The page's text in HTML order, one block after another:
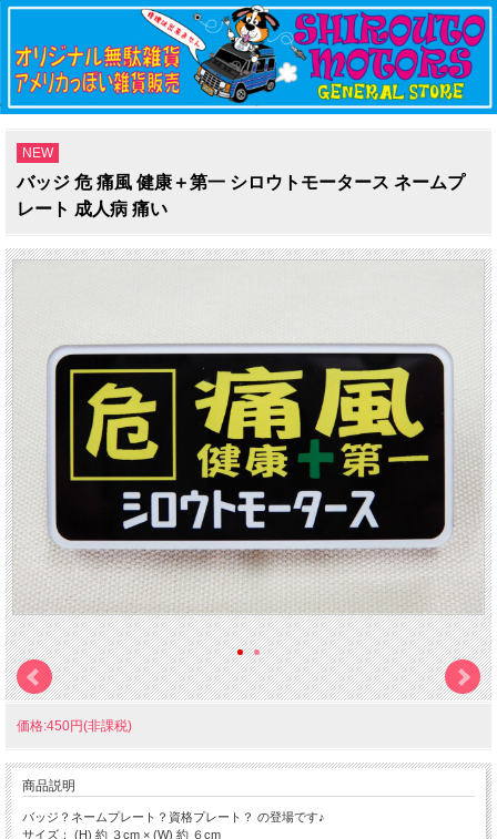
NEW
バッジ 危 痛風 健康＋第一 シロウトモータース ネームプ
レート 成人病 痛い
価格:450円(非課税)
商品説明
バッジ？ネームプレート？資格プレート？ の登場です♪
サイズ： (H) 約 ３cm × (W) 約 ６cm